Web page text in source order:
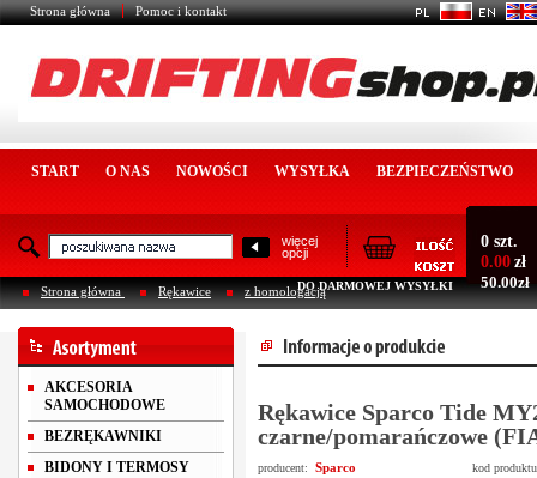
Strona główna Pomoc i kontakt
START O NAS NOWOŚCI WYSYŁKA BEZPIECZEŃSTWO
więcej
opcji
0 szt.
0.00 zł
DO DARMOWEJ WYSYŁKI 50.00zł
Strona główna Rękawice z homologacją
AKCESORIA
SAMOCHODOWE
BEZRĘKAWNIKI
BIDONY I TERMOSY
Rękawice Sparco Tide
czarne/pomarańczowe
producent: Sparco
kod